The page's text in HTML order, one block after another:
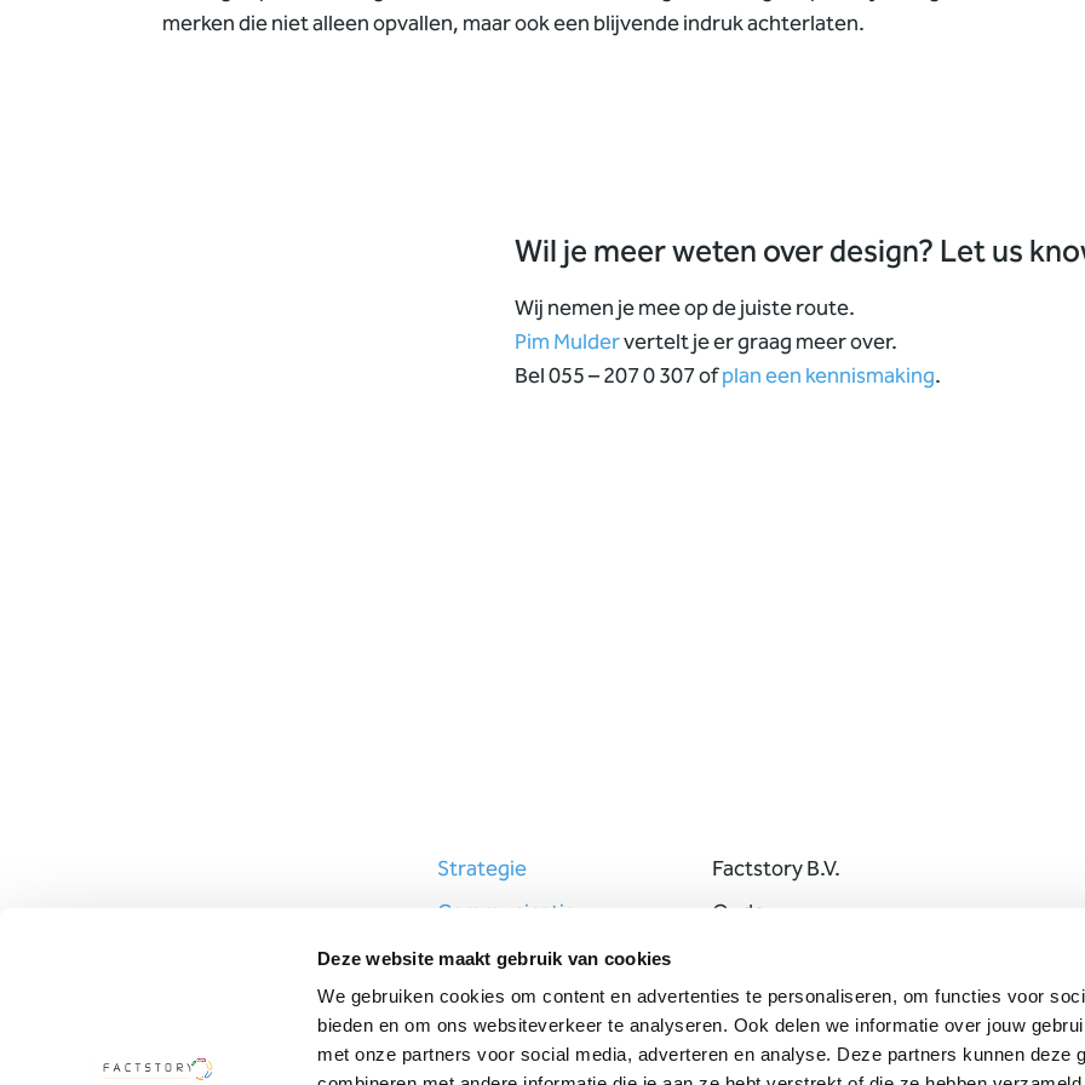
Deze website maakt gebruik van cookies
We gebruiken cookies om content en advertenties te personaliseren, om functies voor
bieden en om ons websiteverkeer te analyseren. Ook delen we informatie over jouw
met onze partners voor social media, adverteren en analyse. Deze partners kunnen deze
merken die niet alleen opvallen, maar ook een blijvende indruk achterlaten.
Wil je meer weten over design? Let us
Wij nemen je mee op de juiste route.
Pim Muldervertelt je er graag meer over.
Bel 055 – 207 0 307 ofplan een kennismaking.
Strategie
Communicatie
Design
Marketing
Factstory B.V.
Oude
7333 NR Apeldoorn
+31 (0) 55 207 0 307
marketing@factstor